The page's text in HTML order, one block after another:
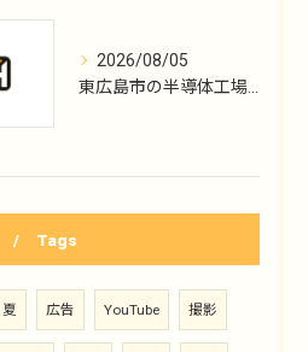
2026/08/05
Tags
夏 広告 YouTube 撮影